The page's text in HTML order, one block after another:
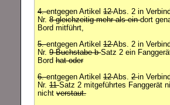
4.entgegen Artikel 12Abs. 2 in
Nr. 8 gleichzeitig mehr als eindort
Bord mitführt,
5.entgegen Artikel 12Abs. 2 in
Nr. 9 Buchstabe bSatz 2 ein
Bord hat oder
6.entgegen Artikel 12Abs. 2in
Nr. 11Satz 2 mitgeführtes Fanggerät
nicht verstaut.